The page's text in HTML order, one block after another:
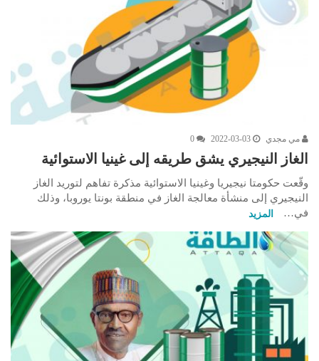
مي مجدي 2022-03-03
0
الغاز النيجيري يشق طريقه إلى غينيا الاستوائية
وقّعت حكومتا نيجيريا وغينيا الاستوائية مذكرة تفاهم لتوريد الغاز
النيجيري إلى منشأة معالجة الغاز في منطقة بونتا يوروبا، وذلك
في…
المزيد